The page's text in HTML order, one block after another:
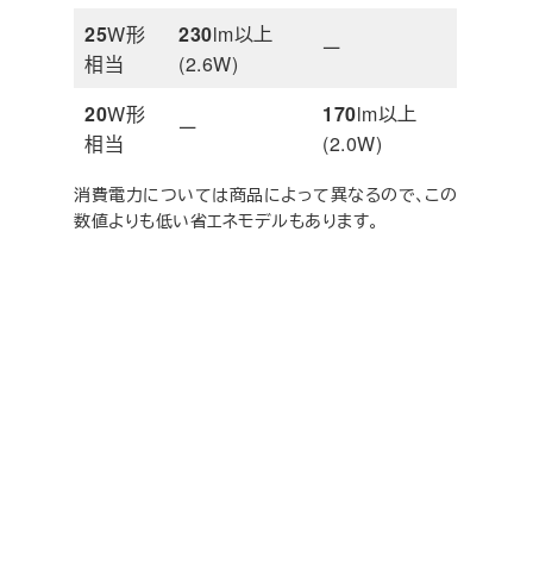
25W形
相当
230lm以上
(2.6W)
ー
20W形
相当
ー
170lm以上
(2.0W)
消費電力については商品によって異なるので、この
数値よりも低い省エネモデルもあります。